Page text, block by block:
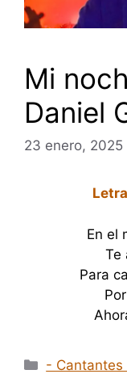
Mi
Daniel
23 enero, 2025
En el
Te
Para
Categorías
- Cantantes